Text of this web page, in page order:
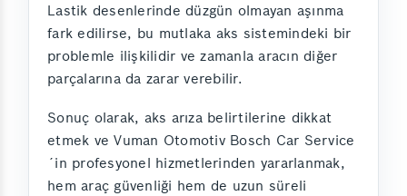
Lastik desenlerinde düzgün olmayan aşınma
fark edilirse, bu mutlaka aks sistemindeki bir
problemle ilişkilidir ve zamanla aracın diğer
parçalarına da zarar verebilir.
Sonuç olarak, aks arıza belirtilerine dikkat
etmek ve Vuman Otomotiv Bosch Car Service
´in profesyonel hizmetlerinden yararlanmak,
hem araç güvenliği hem de uzun süreli